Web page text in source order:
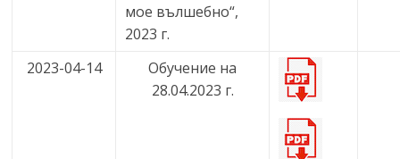
мое вълшебно“,
2023 г.
2023-04-14
Обучение на
28.04.2023 г.